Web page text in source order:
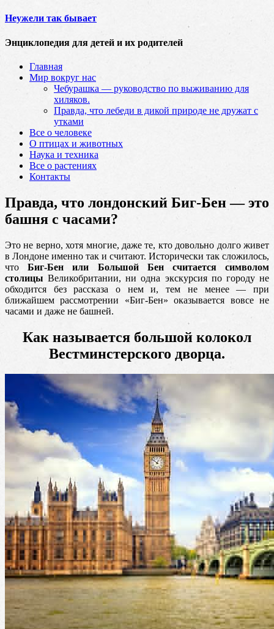
Неужели так бывает
Энциклопедия для детей и их родителей
Главная
Мир вокруг нас
Чебурашка — руководство по выживанию для
хиляков.
Правда, что лебеди в дикой природе не дружат с
утками
Все о человеке
О птицах и животных
Наука и техника
Все о растениях
Контакты
Правда, что лондонский Биг-Бен — это
башня с часами?
Это не верно, хотя многие, даже те, кто довольно долго живет
в Лондоне именно так и считают. Исторически так сложилось,
чтоБиг-Бен или Большой Бен считается символом
столицы Великобритании, ни одна экскурсия по городу не
обходится без рассказа о нем и, тем не менее— при
ближайшем рассмотрении «Биг-Бен» оказывается вовсе не
часами и даже не башней.
Как называется большой колокол
Вестминстерского дворца.